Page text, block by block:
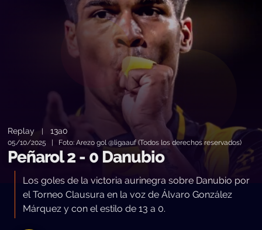
Replay |13a0
05/10/2025 | Foto: Arezo gol @ligaauf (Todos los derechos reservados)
Peñarol 2 - 0 Danubio
Los goles de la victoria aurinegra sobre Danubio por
el Torneo Clausura en la voz de Álvaro González
Márquez y con el estilo de 13 a 0.